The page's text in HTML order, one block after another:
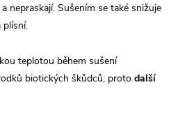
nepraskají. Sušením se také snižuje
plísní.
teplotou během sušení
biotických škůdců, proto další